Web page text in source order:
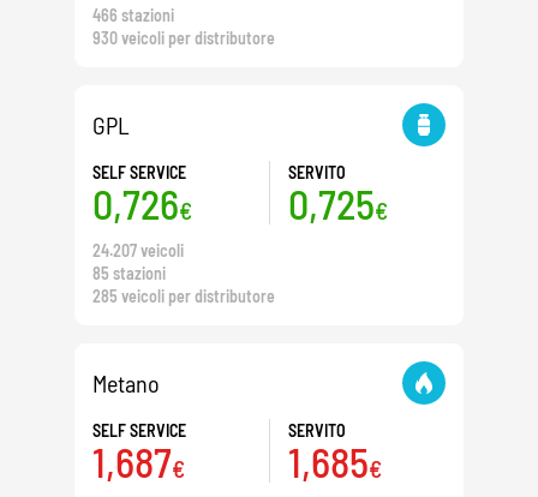
466 stazioni
930 veicoli per distributore
GPL
SELF SERVICE
0,726€
SERVITO
0,725€
24.207 veicoli
85 stazioni
285 veicoli per distributore
Metano
SELF SERVICE
1,687€
SERVITO
1,685€